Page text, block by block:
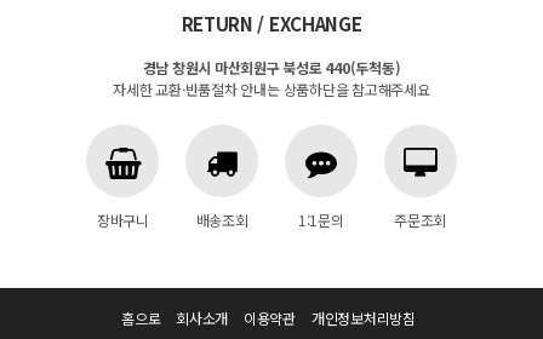
RETURN / EXCHANGE
경남 창원시 마산회원구 북성로 440(두척동)
자세한 교환·반품절차 안내는 상품하단을 참고해주세요
장바구니 배송조회 1:1문의 주문조회
홈으로 회사소개 이용약관 개인정보처리방침